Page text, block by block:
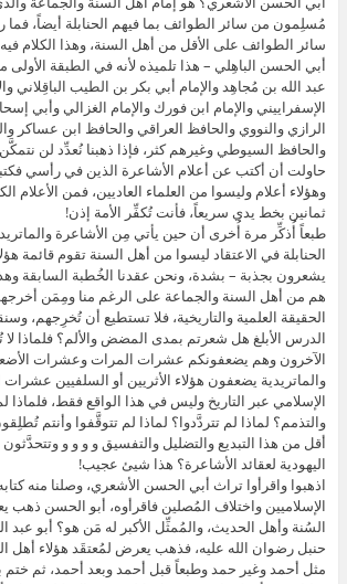
مُسلِمون من سائر الطوائف بما فيهم الحنابلة أيضاً،
سائر الطوائف على الأقل من أهل السنة، وهذا الكلام فيه
أبي الحسن الباهِلي – هذا تلميذه لأنه في الطبقة
عبد الله بن مُجاهِد والإمام أبي بكر بن الطيب الباقِلاني
الإسفراييني والإمام ابن فورك والإمام الغزالي وأبي
الرازي والنووي والحافظ العراقي والحافظ ابن عساكر
والحافظ السيوطي وغيرهم كثر، فإذا ذهبنا نُعدِّد لن
حاولت أن أكتب عن أعلام الأشاعرة الذين في رأسي
وهؤلاء أعلام وليسوا من العلماء العاديين، فمن الأعلام
ثمانين بخط يدي سريعاً، فأنت تُكفِّر الأمة إذن!
طبعاً أُذكِّر مرة أُخرى أن حين يأتي مِن الأشاعرة
الحنابلة في الاعتقاد ليسوا من أهل السنة تقوم قائمة
يشعرون بجذبة – بشدة، ونحن عقدنا الخُطبة السابقة
هم من أهل السنة والجماعة على الرغم منا ومِمَن
الحقيقة العلمية والتاريخية، فلا تستطيع أن تُخرِجهم،
الدرس الأبلغ هل شعرتم بمدى المضض والألم؟ فلماذا
الآخرون وهم يضعفونكم عشرات المرات وعشرات
والماتريدية يضعفون هؤلاء الأثريين أو السلفيين
الإسلامي عبر التاريخ وليس في هذا الواقع فقط، فلماذا
والتذمم؟ لماذا لم تتردَّدوا؟ لماذا لم تتوقَّفوا وأنتم
أقل من هذا التبديع والتضليل والتفسيق و و و و
اليهودية لعقائد الأشاعرة؟ هذا شيئ عجيب!
اذهبوا واقرأوا تراث أبي الحسن الأشعري، وصلنا منه
الإسلاميين واختلاف المُصلين فاقرأوه، أبو الحسن
السُنة وأهل الحديث، والمُمثِّل الأكبر له مَن هو؟ أبو عبد
حنبل رضوان الله عليه، فذهب يعرض لمُعتقَد هؤلاء أهل
مثل أحمد وغير حمد وطبعاً قبل أحمد وبعد أحمد، ثم ختم